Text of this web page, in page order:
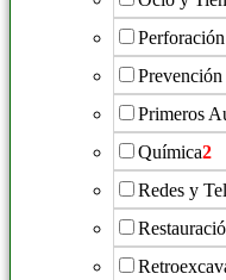
Primeros
Química2
Redes y